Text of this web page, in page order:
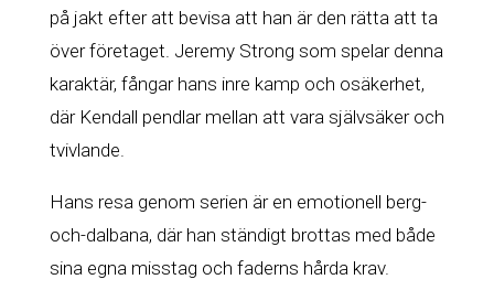
på jakt efter att bevisa att han är den rätta att ta
över företaget. Jeremy Strong som spelar denna
karaktär, fångar hans inre kamp och osäkerhet,
där Kendall pendlar mellan att vara självsäker och
tvivlande.
Hans resa genom serien är en emotionell berg-
och-dalbana, där han ständigt brottas med både
sina egna misstag och faderns hårda krav.